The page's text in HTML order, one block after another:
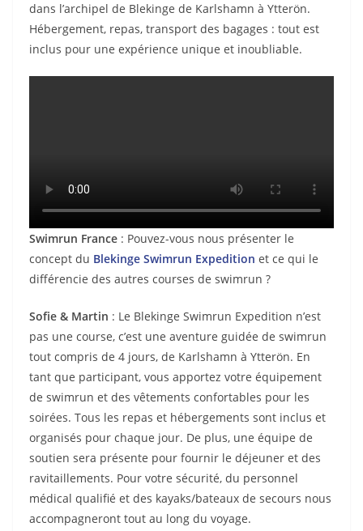
dans l’archipel de Blekinge de Karlshamn à Ytterön.
Hébergement, repas, transport des bagages : tout est
inclus pour une expérience unique et inoubliable.
Swimrun France : Pouvez-vous nous présenter le
concept du Blekinge Swimrun Expedition et ce qui le
différencie des autres courses de swimrun ?
Sofie & Martin : Le Blekinge Swimrun Expedition n’est
pas une course, c’est une aventure guidée de swimrun
tout compris de 4 jours, de Karlshamn à Ytterön. En
tant que participant, vous apportez votre équipement
de swimrun et des vêtements confortables pour les
soirées. Tous les repas et hébergements sont inclus et
organisés pour chaque jour. De plus, une équipe de
soutien sera présente pour fournir le déjeuner et des
ravitaillements. Pour votre sécurité, du personnel
médical qualifié et des kayaks/bateaux de secours nous
accompagneront tout au long du voyage.